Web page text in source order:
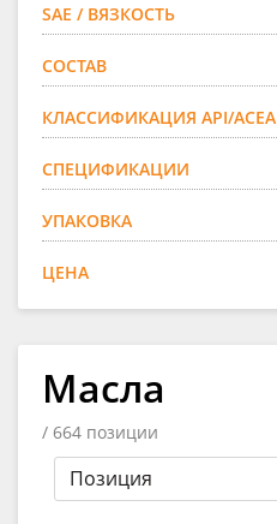
SAE / ВЯЗКОСТЬ
СОСТАВ
КЛАССИФИКАЦИЯ API/ACEA
СПЕЦИФИКАЦИИ
УПАКОВКА
ЦЕНА
Масла
/ 664 позиции